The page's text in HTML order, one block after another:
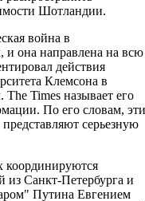
Шотландии.
война в
она направлена ​​на всю
действия
Клемсона в
Times называет его
По его словам, эти
серьезную
координируются
из Санкт-Петербурга и
Путина Евгением